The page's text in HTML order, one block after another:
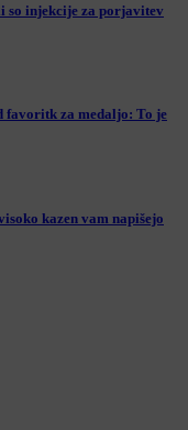
so injekcije za porjavitev
favoritk za medaljo: To je
kazen vam napišejo